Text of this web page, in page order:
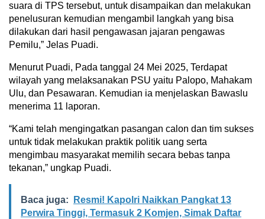
suara di TPS tersebut, untuk disampaikan dan melakukan
penelusuran kemudian mengambil langkah yang bisa
dilakukan dari hasil pengawasan jajaran pengawas
Pemilu,” Jelas Puadi.
Menurut Puadi, Pada tanggal 24 Mei 2025, Terdapat
wilayah yang melaksanakan PSU yaitu Palopo, Mahakam
Ulu, dan Pesawaran. Kemudian ia menjelaskan Bawaslu
menerima 11 laporan.
“Kami telah mengingatkan pasangan calon dan tim sukses
untuk tidak melakukan praktik politik uang serta
mengimbau masyarakat memilih secara bebas tanpa
tekanan,” ungkap Puadi.
Baca juga:
Resmi! Kapolri Naikkan Pangkat 13
Perwira Tinggi, Termasuk 2 Komjen, Simak Daftar